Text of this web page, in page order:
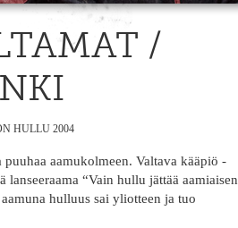
/
HULLU 2004
aamukolmeen. Valtava kääpiö -
“Vain hullu jättää aamiaisen
hulluus sai yliotteen ja tuo